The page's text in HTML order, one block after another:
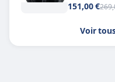
151,00 €
Voir